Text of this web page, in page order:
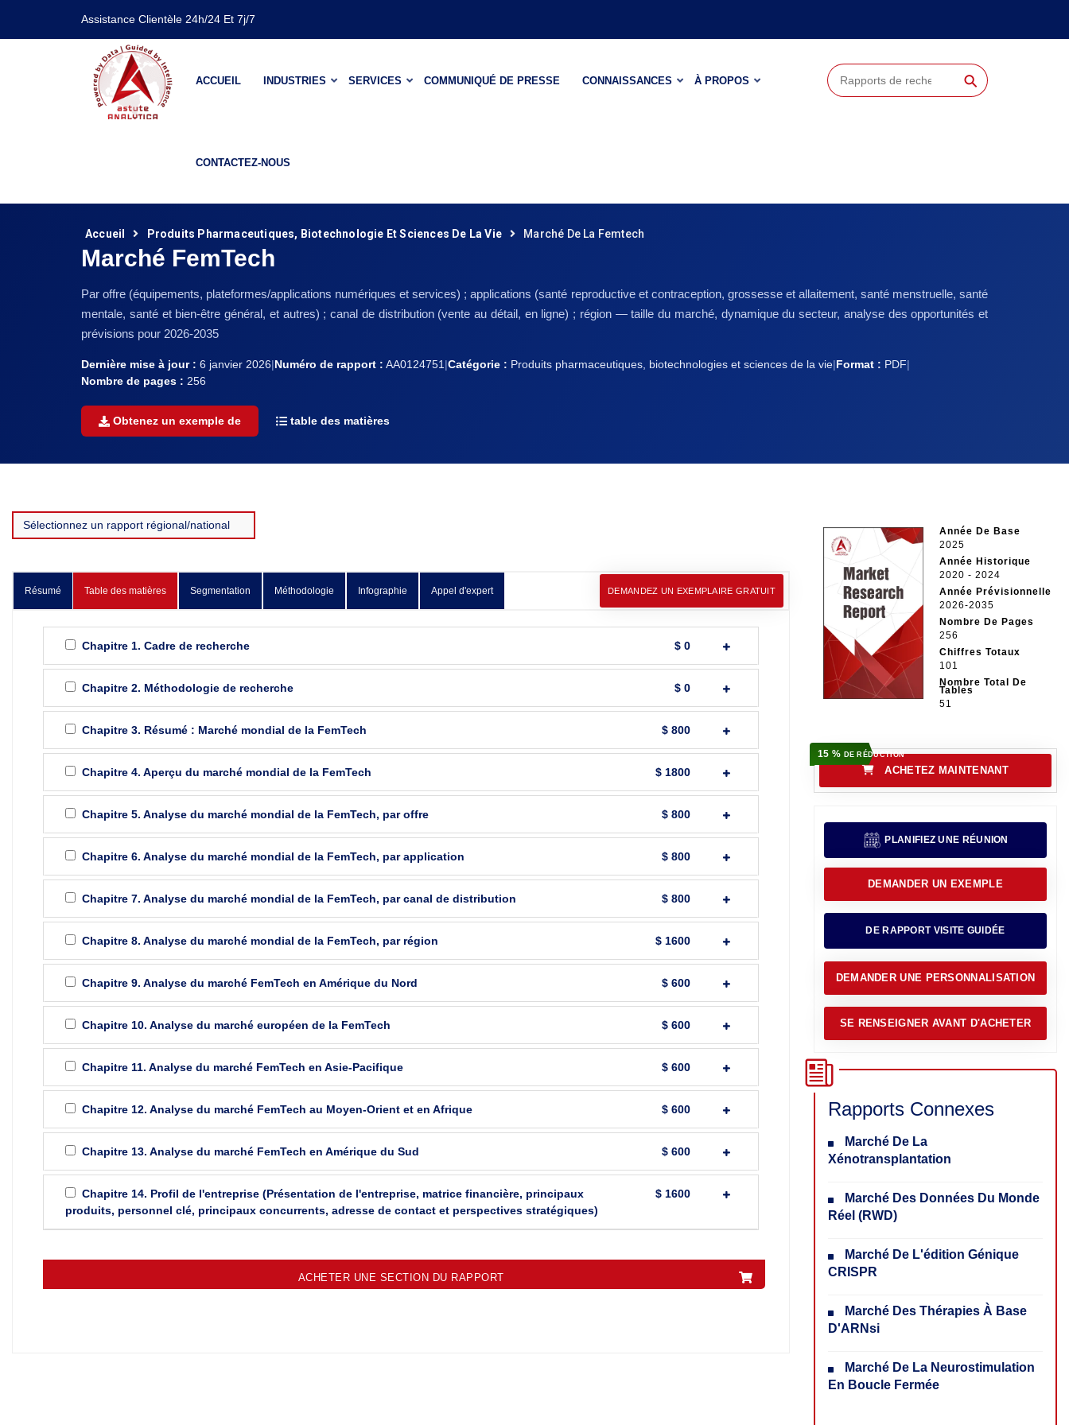
Assistance Clientèle 24h/24 Et 7j/7
ACCUEIL INDUSTRIES SERVICES COMMUNIQUÉ DE PRESSE CONNAISSANCES À PROPOS
CONTACTEZ-NOUS
⚲
Accueil Produits Pharmaceutiques, Biotechnologie Et Sciences De La Vie Marché De La Femtech
Marché FemTech
Par offre (équipements, plateformes/applications numériques et services) ; applications (santé reproductive et contraception, grossesse et allaitement, santé menstruelle, santé
mentale, santé et bien-être général, et autres) ; canal de distribution (vente au détail, en ligne) ; région — taille du marché, dynamique du secteur, analyse des opportunités et
prévisions pour 2026-2035
Dernière mise à jour : 6 janvier 2026|Numéro de rapport : AA0124751 |Catégorie : Produits pharmaceutiques, biotechnologies et sciences de la vie|Format : PDF|
Nombre de pages : 256
Obtenez un exemple de table des matières
Résumé Table des matières Segmentation Méthodologie Infographie Appel d'expert DEMANDEZ UN EXEMPLAIRE GRATUIT
Chapitre 1. Cadre de recherche $ 0
Chapitre 2. Méthodologie de recherche $ 0
Chapitre 3. Résumé : Marché mondial de la FemTech $ 800
Chapitre 4. Aperçu du marché mondial de la FemTech $ 1800
Chapitre 5. Analyse du marché mondial de la FemTech, par offre $ 800
Chapitre 6. Analyse du marché mondial de la FemTech, par application $ 800
Chapitre 7. Analyse du marché mondial de la FemTech, par canal de distribution $ 800
Chapitre 8. Analyse du marché mondial de la FemTech, par région $ 1600
Chapitre 9. Analyse du marché FemTech en Amérique du Nord $ 600
Chapitre 10. Analyse du marché européen de la FemTech $ 600
Chapitre 11. Analyse du marché FemTech en Asie-Pacifique $ 600
Chapitre 12. Analyse du marché FemTech au Moyen-Orient et en Afrique $ 600
Chapitre 13. Analyse du marché FemTech en Amérique du Sud $ 600
Chapitre 14. Profil de l'entreprise (Présentation de l'entreprise, matrice financière, principaux
produits, personnel clé, principaux concurrents, adresse de contact et perspectives stratégiques)
$ 1600
ACHETER UNE SECTION DU RAPPORT
Année De Base
2025
Année Historique
2020 - 2024
Année Prévisionnelle
2026-2035
Nombre De Pages
256
Chiffres Totaux
101
Nombre Total De
Tables
51
15 % DE RÉDUCTION
ACHETEZ MAINTENANT
PLANIFIEZ UNE RÉUNION
DEMANDER UN EXEMPLE
DE RAPPORT VISITE GUIDÉE
DEMANDER UNE PERSONNALISATION
SE RENSEIGNER AVANT D'ACHETER
Rapports Connexes
Marché De La
Xénotransplantation
Marché Des Données Du Monde
Réel (RWD)
Marché De L'édition Génique
CRISPR
Marché Des Thérapies À Base
D'ARNsi
Marché De La Neurostimulation
En Boucle Fermée